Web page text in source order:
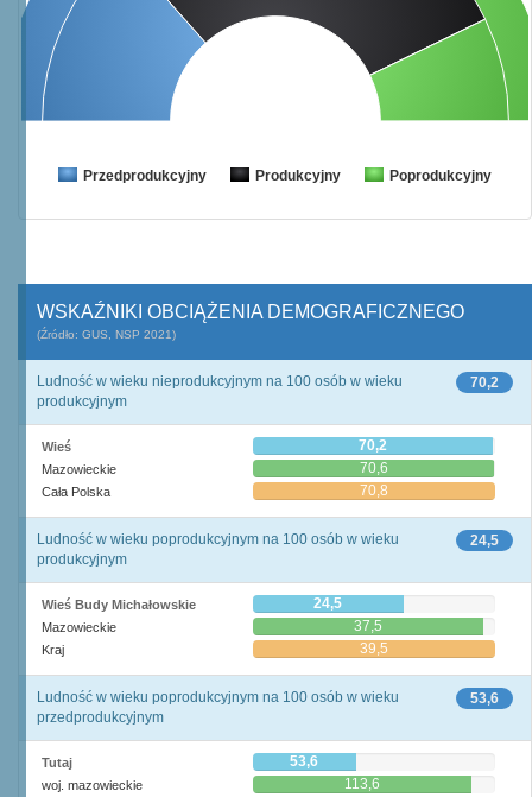
Przedprodukcyjny Produkcyjny Poprodukcyjny
WSKAŹNIKI OBCIĄŻENIA DEMOGRAFICZNEGO
(Źródło: GUS, NSP 2021)
70,2
Ludność w wieku nieprodukcyjnym na 100 osób w wieku
produkcyjnym
Wieś 70,2
Mazowieckie 70,6
Cała Polska 70,8
24,5
Ludność w wieku poprodukcyjnym na 100 osób w wieku
produkcyjnym
Wieś Budy Michałowskie 24,5
Mazowieckie 37,5
Kraj 39,5
53,6
Ludność w wieku poprodukcyjnym na 100 osób w wieku
przedprodukcyjnym
Tutaj 53,6
woj. mazowieckie 113,6